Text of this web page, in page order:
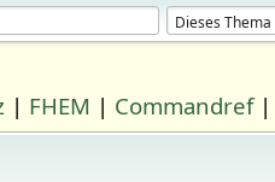
| FHEM | Commandref|